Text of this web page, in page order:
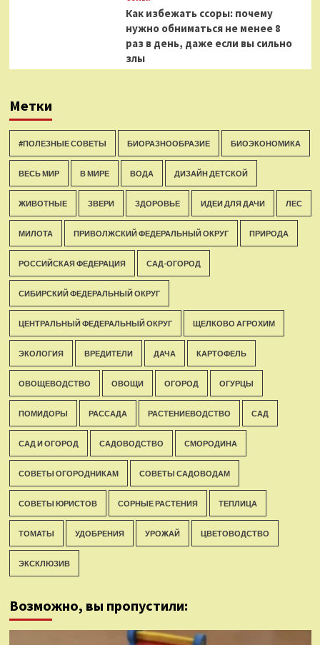
Как избежать ссоры: почему
нужно обниматься не менее 8
раз в день, даже если вы сильно
злы
Метки
#ПОЛЕЗНЫЕ СОВЕТЫ БИОРАЗНООБРАЗИЕ БИОЭКОНОМИКА
ВЕСЬ МИР В МИРЕ ВОДА ДИЗАЙН ДЕТСКОЙ
ЖИВОТНЫЕ ЗВЕРИ ЗДОРОВЬЕ ИДЕИ ДЛЯ ДАЧИ ЛЕС
МИЛОТА ПРИВОЛЖСКИЙ ФЕДЕРАЛЬНЫЙ ОКРУГ ПРИРОДА
РОССИЙСКАЯ ФЕДЕРАЦИЯ САД-ОГОРОД
СИБИРСКИЙ ФЕДЕРАЛЬНЫЙ ОКРУГ
ЦЕНТРАЛЬНЫЙ ФЕДЕРАЛЬНЫЙ ОКРУГ ЩЕЛКОВО АГРОХИМ
ЭКОЛОГИЯ ВРЕДИТЕЛИ ДАЧА КАРТОФЕЛЬ
ОВОЩЕВОДСТВО ОВОЩИ ОГОРОД ОГУРЦЫ
ПОМИДОРЫ РАССАДА РАСТЕНИЕВОДСТВО САД
САД И ОГОРОД САДОВОДСТВО СМОРОДИНА
СОВЕТЫ ОГОРОДНИКАМ СОВЕТЫ САДОВОДАМ
СОВЕТЫ ЮРИСТОВ СОРНЫЕ РАСТЕНИЯ ТЕПЛИЦА
ТОМАТЫ УДОБРЕНИЯ УРОЖАЙ ЦВЕТОВОДСТВО
ЭКСКЛЮЗИВ
Возможно, вы пропустили: